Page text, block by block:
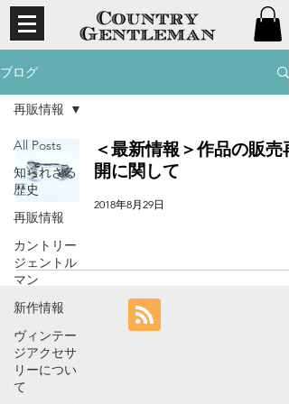
ブログ
All Posts
知られざる
歴史
再販情報
カントリー
ジェントル
マン
新作情報
ヴィンテー
ジアクセサ
リーについ
て
再販情報
＜最新情報＞作品の販売
開に関して
2018年8月29日